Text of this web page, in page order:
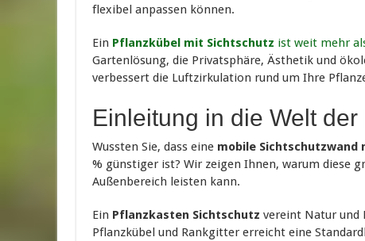
flexibel anpassen können.
Ein Pflanzkübel mit Sichtschutz ist weit mehr
Gartenlösung, die Privatsphäre, Ästhetik und
verbessert die Luftzirkulation rund um Ihre
Einleitung in die Welt
Wussten Sie, dass eine mobile Sichtschutzwand
% günstiger ist? Wir zeigen Ihnen, warum diese
Außenbereich leisten kann.
Ein Pflanzkasten Sichtschutz vereint Natur und
Pflanzkübel und Rankgitter erreicht eine